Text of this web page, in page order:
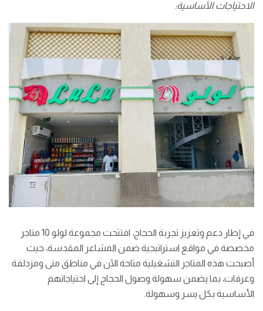
الاحتياجات الأساسية:
في إطار دعم وتعزيز تجربة الحجاج، افتتحت مجموعة لولو 10 متاجر
مخصصة في مواقع استراتيجية ضمن المشاعر المقدسة، حيث
أصبحت هذه المتاجر التشغيلية متاحة الآن في مناطق منى ومزدلفة
وعرفات، بما يضمن سهولة وصول الحجاج إلى احتياجاتهم
الأساسية بكل يسر وسهولة.